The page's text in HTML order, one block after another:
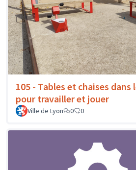
105 - Tables et chaises dans
pour travailler et jouer
Ville de Lyon 0 0